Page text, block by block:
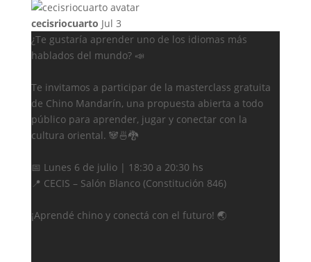
cecisriocuarto Jul 3
¿Te gustaría aprender uno de los idiomas más
hablados del mundo? 📣
Te invitamos a participar de la masterclass gratuita
de Chino Mandarín, una propuesta abierta a todo
público para aprender, jugar y conectar con la
cultura oriental. 🐼🍜🐉
📅 Lunes 6 de julio | 18:30 a 20:30 hs
📍 CECIS – Salón Blanco (Constitución 846)
¡Aprendé chino y conectá con el futuro! 🌏